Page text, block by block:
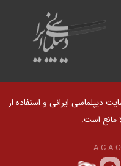
دیپلماسی ایرانی و استفاده از
مانع است.
A.C.A